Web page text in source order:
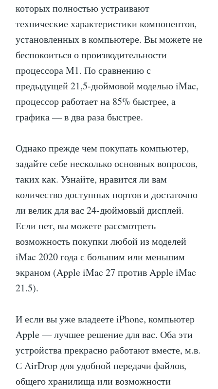
которых полностью устраивают
технические характеристики компонентов,
установленных в компьютере. Вы можете не
беспокоиться о производительности
процессора M1. По сравнению с
предыдущей 21,5-дюймовой моделью iMac,
процессор работает на 85% быстрее, а
графика — в два раза быстрее.
Однако прежде чем покупать компьютер,
задайте себе несколько основных вопросов,
таких как. Узнайте, нравится ли вам
количество доступных портов и достаточно
ли велик для вас 24-дюймовый дисплей.
Если нет, вы можете рассмотреть
возможность покупки любой из моделей
iMac 2020 года с большим или меньшим
экраном (Apple iMac 27 против Apple iMac
21.5).
И если вы уже владеете iPhone, компьютер
Apple — лучшее решение для вас. Оба эти
устройства прекрасно работают вместе, м.в.
С AirDrop для удобной передачи файлов,
общего хранилища или возможности